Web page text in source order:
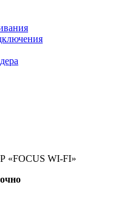
WI-FI»